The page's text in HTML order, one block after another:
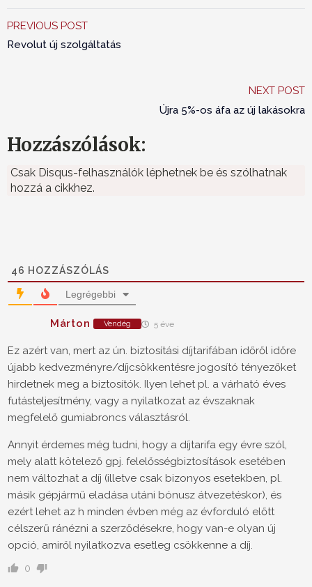
PREVIOUS POST
Revolut új szolgáltatás
NEXT POST
Újra 5%-os áfa az új lakásokra
Hozzászólások:
Csak Disqus-felhasználók léphetnek be és szólhatnak
hozzá a cikkhez.
46 HOZZÁSZÓLÁS
Legrégebbi
Márton Vendég 5 éve
Ez azért van, mert az ún. biztosítási díjtarifában időről időre
újabb kedvezményre/díjcsökkentésre jogosító tényezőket
hirdetnek meg a biztosítók. Ilyen lehet pl. a várható éves
futásteljesítmény, vagy a nyilatkozat az évszaknak
megfelelő gumiabroncs választásról.
Annyit érdemes még tudni, hogy a díjtarifa egy évre szól,
mely alatt kötelező gpj. felelősségbiztosítások esetében
nem változhat a díj (illetve csak bizonyos esetekben, pl.
másik gépjármű eladása utáni bónusz átvezetéskor), és
ezért lehet az h minden évben még az évforduló előtt
célszerű ránézni a szerződésekre, hogy van-e olyan új
opció, amiről nyilatkozva esetleg csökkenne a díj.
0